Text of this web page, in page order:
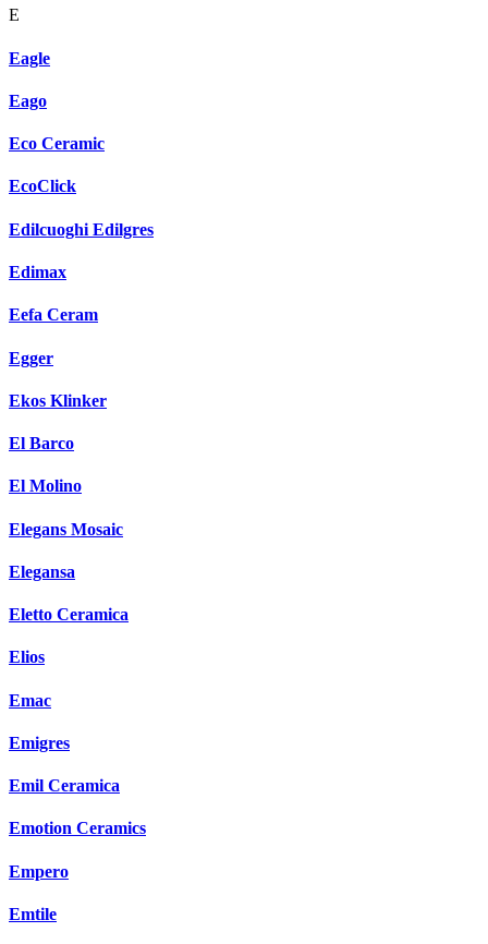
E
Eagle
Eago
Eco Ceramic
EcoClick
Edilcuoghi Edilgres
Edimax
Eefa Ceram
Egger
Ekos Klinker
El Barco
El Molino
Elegans Mosaic
Elegansa
Eletto Ceramica
Elios
Emac
Emigres
Emil Ceramica
Emotion Ceramics
Empero
Emtile